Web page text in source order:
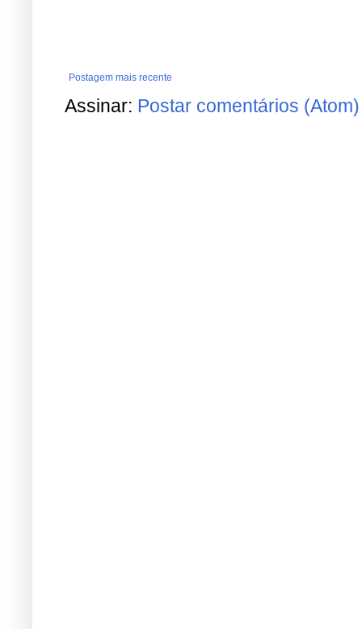
Postagem mais recente
Assinar: Postar comentários (Atom)